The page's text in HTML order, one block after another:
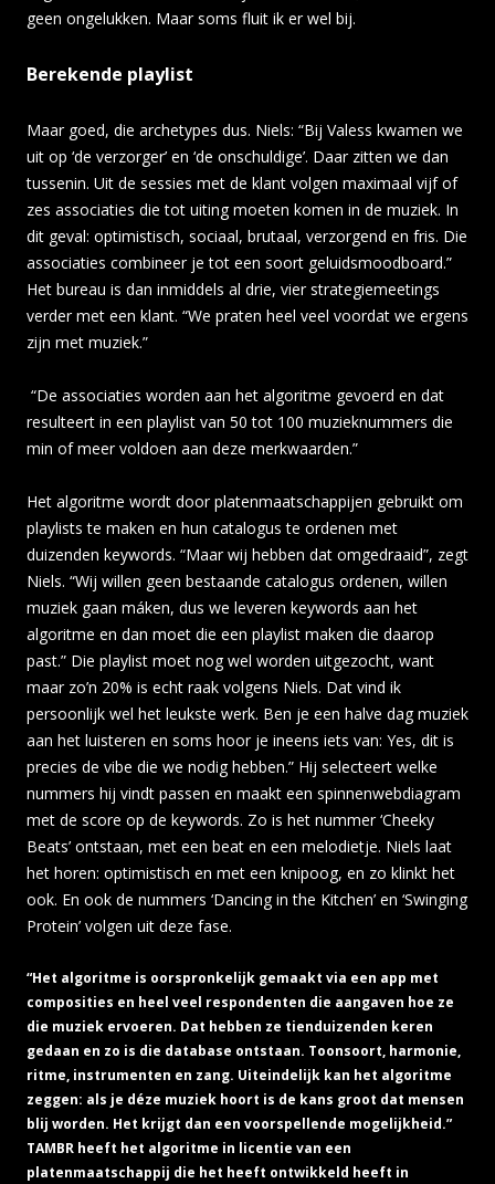
geen ongelukken. Maar soms fluit ik er wel bij.
Berekende playlist
Maar goed, die archetypes dus. Niels: “Bij Valess kwamen we
uit op ‘de verzorger’ en ‘de onschuldige’. Daar zitten we dan
tussenin. Uit de sessies met de klant volgen maximaal vijf of
zes associaties die tot uiting moeten komen in de muziek. In
dit geval: optimistisch, sociaal, brutaal, verzorgend en fris. Die
associaties combineer je tot een soort geluidsmoodboard.”
Het bureau is dan inmiddels al drie, vier strategiemeetings
verder met een klant. “We praten heel veel voordat we ergens
zijn met muziek.”
“De associaties worden aan het algoritme gevoerd en dat
resulteert in een playlist van 50 tot 100 muzieknummers die
min of meer voldoen aan deze merkwaarden.”
Het algoritme wordt door platenmaatschappijen gebruikt om
playlists te maken en hun catalogus te ordenen met
duizenden keywords. “Maar wij hebben dat omgedraaid”, zegt
Niels. “Wij willen geen bestaande catalogus ordenen, willen
muziek gaan máken, dus we leveren keywords aan het
algoritme en dan moet die een playlist maken die daarop
past.” Die playlist moet nog wel worden uitgezocht, want
maar zo’n 20% is echt raak volgens Niels. Dat vind ik
persoonlijk wel het leukste werk. Ben je een halve dag muziek
aan het luisteren en soms hoor je ineens iets van: Yes, dit is
precies de vibe die we nodig hebben.” Hij selecteert welke
nummers hij vindt passen en maakt een spinnenwebdiagram
met de score op de keywords. Zo is het nummer ‘Cheeky
Beats’ ontstaan, met een beat en een melodietje. Niels laat
het horen: optimistisch en met een knipoog, en zo klinkt het
ook. En ook de nummers ‘Dancing in the Kitchen’ en ‘Swinging
Protein’ volgen uit deze fase.
“Het algoritme is oorspronkelijk gemaakt via een app met
composities en heel veel respondenten die aangaven hoe ze
die muziek ervoeren. Dat hebben ze tienduizenden keren
gedaan en zo is die database ontstaan. Toonsoort, harmonie,
ritme, instrumenten en zang. Uiteindelijk kan het algoritme
zeggen: als je déze muziek hoort is de kans groot dat mensen
blij worden. Het krijgt dan een voorspellende mogelijkheid.”
TAMBR heeft het algoritme in licentie van een
platenmaatschappij die het heeft ontwikkeld heeft in